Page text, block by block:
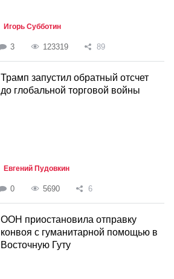
Игорь Субботин
3 123319 89
Трамп запустил обратный отсчет
до глобальной торговой войны
Евгений Пудовкин
0 5690 6
ООН приостановила отправку
конвоя с гуманитарной помощью в
Восточную Гуту